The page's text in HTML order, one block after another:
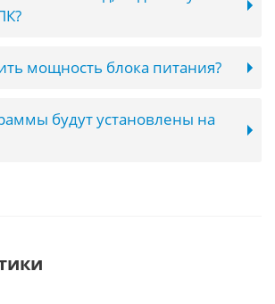
мощность блока питания?
будут установлены на